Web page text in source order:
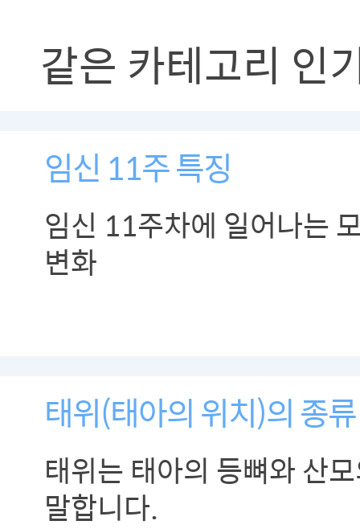
같은 카테고리 인
임신 11주 특징
임신 11주차에 일어나는
변화
태위(태아의 위치)의 종류
태위는 태아의 등뼈와 산
말합니다.